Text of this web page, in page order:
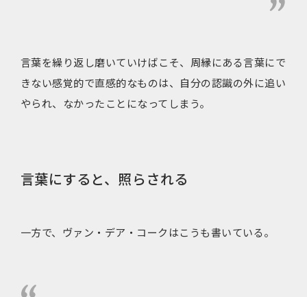
言葉を繰り返し磨いていけばこそ、周縁にある言葉にで
きない感覚的で直感的なものは、自分の認識の外に追い
やられ、なかったことになってしまう。
言葉にすると、照らされる
一方で、ヴァン・デア・コークはこうも書いている。